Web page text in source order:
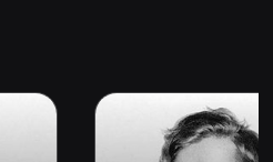
前首席李宜錦、副首席鄧皓
猶白與師大音樂系教授歐陽
首席四重奏」，在短短幾